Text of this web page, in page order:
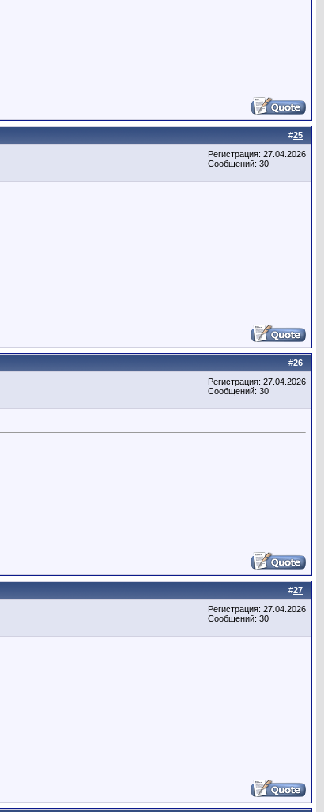
#25
Регистрация: 27.04.2026
Сообщений: 30
#26
Регистрация: 27.04.2026
Сообщений: 30
#27
Регистрация: 27.04.2026
Сообщений: 30